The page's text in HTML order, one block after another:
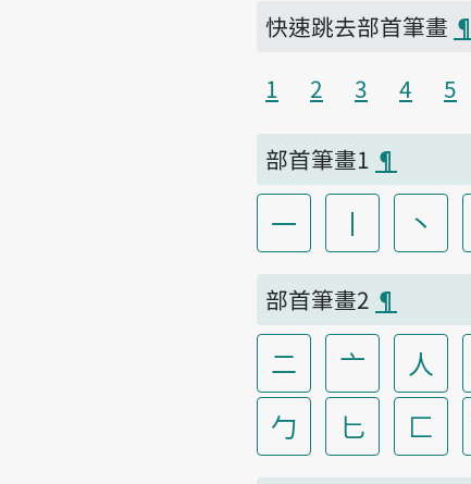
快速跳去部首筆畫 ¶
1
2 3 4 5
部首筆畫1 ¶
一 丨 丶
部首筆畫2 ¶
二 亠 人
勹
匕 匚